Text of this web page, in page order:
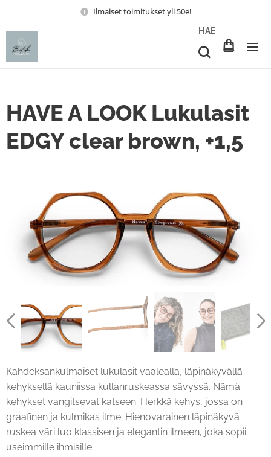
Ilmaiset toimitukset yli 50e!
HAE
HAVE A LOOK Lukulasit
EDGY clear brown, +1,5
Kahdeksankulmaiset lukulasit vaalealla, läpinäkyvällä
kehyksellä kauniissa kullanruskeassa sävyssä. Nämä
kehykset vangitsevat katseen. Herkkä kehys, jossa on
graafinen ja kulmikas ilme. Hienovarainen läpinäkyvä
ruskea väri luo klassisen ja elegantin ilmeen, joka sopii
useimmille ihmisille.